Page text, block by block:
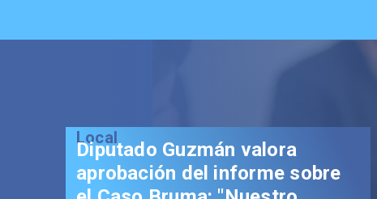
Local
Senador Vial celebra
aprobación del proyecto de